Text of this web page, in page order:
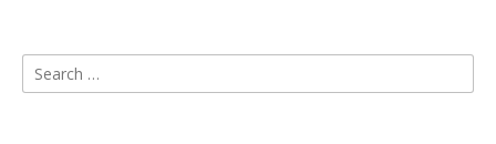
Search
for: